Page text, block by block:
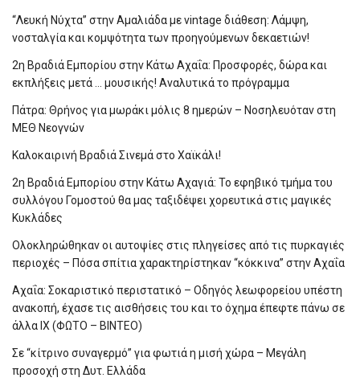
“Λευκή Νύχτα” στην Αμαλιάδα με vintage διάθεση: Λάμψη,
νοσταλγία και κομψότητα των προηγούμενων δεκαετιών!
2η Βραδιά Εμπορίου στην Κάτω Αχαΐα: Προσφορές, δώρα και
εκπλήξεις μετά … μουσικής! Αναλυτικά το πρόγραμμα
Πάτρα: Θρήνος για μωράκι μόλις 8 ημερών – Νοσηλευόταν στη
ΜΕΘ Νεογνών
Καλοκαιρινή Βραδιά Σινεμά στο Χαϊκάλι!
2η Βραδιά Εμπορίου στην Κάτω Αχαγιά: Το εφηβικό τμήμα του
συλλόγου Γομοστού θα μας ταξιδέψει χορευτικά στις μαγικές
Κυκλάδες
Ολοκληρώθηκαν οι αυτοψίες στις πληγείσες από τις πυρκαγιές
περιοχές – Πόσα σπίτια χαρακτηρίστηκαν “κόκκινα” στην Αχαΐα
Αχαΐα: Σοκαριστικό περιστατικό – Οδηγός λεωφορείου υπέστη
ανακοπή, έχασε τις αισθήσεις του και το όχημα έπεφτε πάνω σε
άλλα ΙΧ (ΦΩΤΟ – ΒΙΝΤΕΟ)
Σε “κίτρινο συναγερμό” για φωτιά η μισή χώρα – Μεγάλη
προσοχή στη Δυτ. Ελλάδα